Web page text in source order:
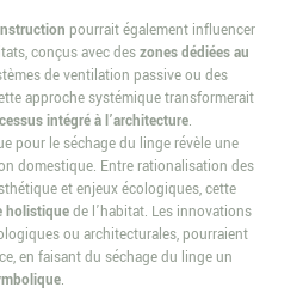
pourrait également influencer
conçus avec deszones dédiées au
de ventilation passive ou des
approche systémique transformerait
intégré à l’architecture.
pour le séchage du linge révèle une
domestique. Entre rationalisation des
et enjeux écologiques, cette
holistiquede l’habitat. Les innovations
ou architecturales, pourraient
en faisant du séchage du linge un
.